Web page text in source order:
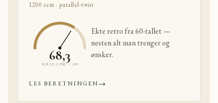
1200 ccm · parallel-twin
68,3
BIKEZ.COM · / 100
Ekte retro fra 60-tallet —
nesten alt man trenger og
ønsker.
LES BERETNINGEN→